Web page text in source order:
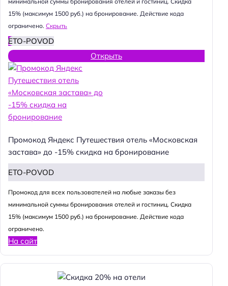
15% (максимум 1500 руб.) на бронирование. Действие кода
ограничено. Скрыть
ETO-POVOD
Открыть
Промокод Яндекс Путешествия отель «Московская
застава» до -15% скидка на бронирование
ETO-POVOD
Промокод для всех пользователей на любые заказы без
минимальной суммы бронирования отелей и гостиниц. Скидка
15% (максимум 1500 руб.) на бронирование. Действие кода
ограничено.
На сайт